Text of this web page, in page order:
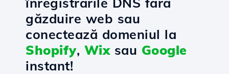
găzduire web sau
conectează domeniul la
Shopify, Wixsau Google
instant!